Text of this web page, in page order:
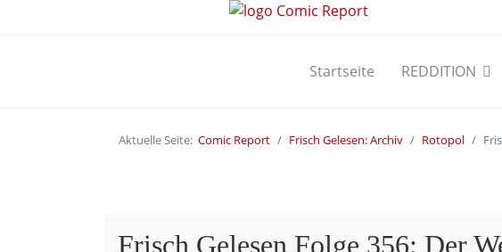
Startseite REDDITION
Aktuelle Seite: Comic Report Frisch Gelesen: Archiv Rotopol
Frisch Gelesen Folge 356: Der